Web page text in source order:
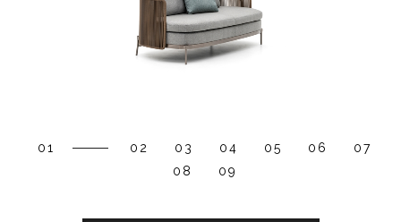
01 02 03 04 05 06
07
08
09